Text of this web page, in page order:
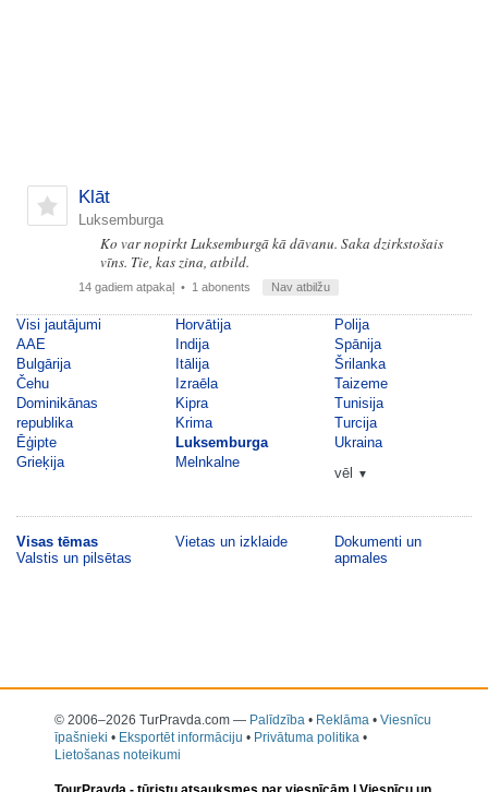
Klāt
Luksemburga
Ko var nopirkt Luksemburgā kā dāvanu. Saka dzirkstošais
vīns. Tie, kas zina, atbild.
14 gadiem atpakaļ • 1 abonents Nav atbilžu
Visi jautājumi
AAE
Bulgārija
Čehu
Dominikānas
republika
Ēģipte
Grieķija
Horvātija
Indija
Itālija
Izraēla
Kipra
Krima
Luksemburga
Melnkalne
Polija
Spānija
Šrilanka
Taizeme
Tunisija
Turcija
Ukraina
vēl
▼
Visas tēmas
Valstis un pilsētas
Vietas un izklaide
Dokumenti un
apmales
© 2006–2026 TurPravda.com — Palīdzība • Reklāma • Viesnīcu
īpašnieki • Eksportēt informāciju • Privātuma politika •
Lietošanas noteikumi